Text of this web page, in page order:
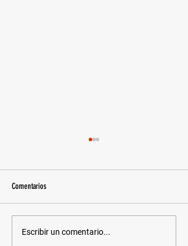
50. Berlin Marathon - 29.09.2024
Comentarios
Escribir un comentario...